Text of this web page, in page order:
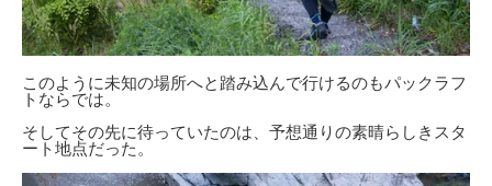
このように未知の場所へと踏み込んで行けるのもパックラフ
トならでは。
そしてその先に待っていたのは、予想通りの素晴らしきスタ
ート地点だった。